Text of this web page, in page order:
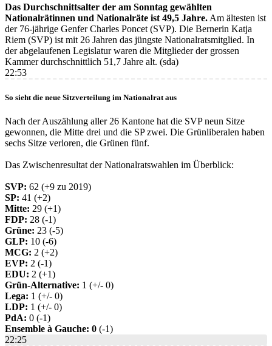
Das Durchschnittsalter der am Sonntag gewählten
Nationalrätinnen und Nationalräte ist 49,5 Jahre. Am ältesten ist
der 76-jährige Genfer Charles Poncet (SVP). Die Bernerin Katja
Riem (SVP) ist mit 26 Jahren das jüngste Nationalratsmitglied. In
der abgelaufenen Legislatur waren die Mitglieder der grossen
Kammer durchschnittlich 51,7 Jahre alt. (sda)
22:53
So sieht die neue Sitzverteilung im Nationalrat aus
Nach der Auszählung aller 26 Kantone hat die SVP neun Sitze
gewonnen, die Mitte drei und die SP zwei. Die Grünliberalen haben
sechs Sitze verloren, die Grünen fünf.
Das Zwischenresultat der Nationalratswahlen im Überblick:
SVP: 62 (+9 zu 2019)
SP: 41 (+2)
Mitte: 29 (+1)
FDP: 28 (-1)
Grüne: 23 (-5)
GLP: 10 (-6)
MCG: 2 (+2)
EVP: 2 (-1)
EDU: 2 (+1)
Grün-Alternative: 1 (+/- 0)
Lega: 1 (+/- 0)
LDP: 1 (+/- 0)
PdA: 0 (-1)
Ensemble à Gauche: 0 (-1)
22:25